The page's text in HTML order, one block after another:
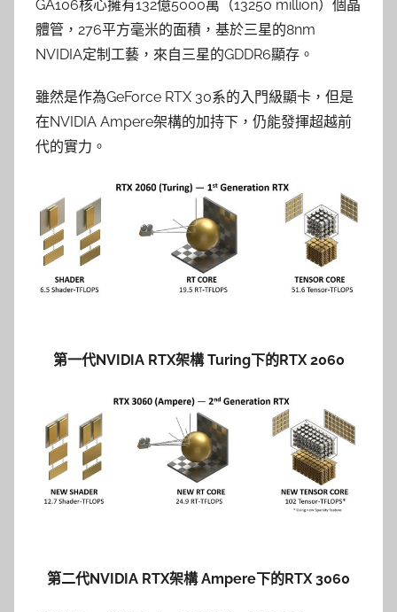
GA106核心擁有132億5000萬（13250 million）個晶
體管，276平方毫米的面積，基於三星的8nm
NVIDIA定制工藝，來自三星的GDDR6顯存。
雖然是作為GeForce RTX 30系的入門級顯卡，但是
在NVIDIA Ampere架構的加持下，仍能發揮超越前
代的實力。
第一代NVIDIA RTX架構 Turing下的RTX 2060
第二代NVIDIA RTX架構 Ampere下的RTX 3060